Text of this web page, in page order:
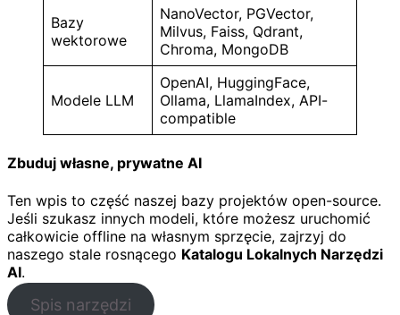
Bazy
wektorowe
NanoVector, PGVector,
Milvus, Faiss, Qdrant,
Chroma, MongoDB
Modele LLM
OpenAI, HuggingFace,
Ollama, LlamaIndex, API-
compatible
Zbuduj własne, prywatne AI
Ten wpis to część naszej bazy projektów open-source.
Jeśli szukasz innych modeli, które możesz uruchomić
całkowicie offline na własnym sprzęcie, zajrzyj do
naszego stale rosnącego Katalogu Lokalnych Narzędzi
AI.
Spis narzędzi